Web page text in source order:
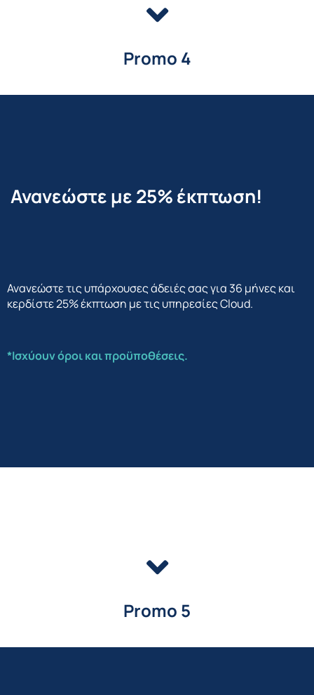
Promo 4
Ανανεώστε με 25% έκπτωση!
Ανανεώστε τις υπάρχουσες άδειές σας για 36 μήνες και
κερδίστε 25% έκπτωση με τις υπηρεσίες Cloud.
*Ισχύουν όροι και προϋποθέσεις.
Promo 5